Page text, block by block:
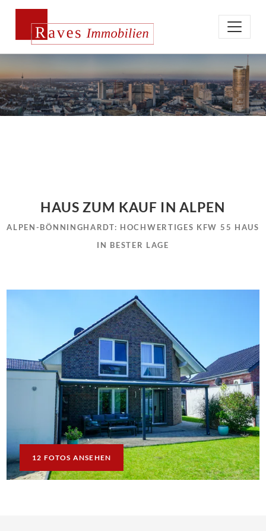
HAUS ZUM KAUF IN ALPEN
ALPEN-BÖNNINGHARDT: HOCHWERTIGES KFW 55 HAUS
IN BESTER LAGE
12 FOTOS ANSEHEN